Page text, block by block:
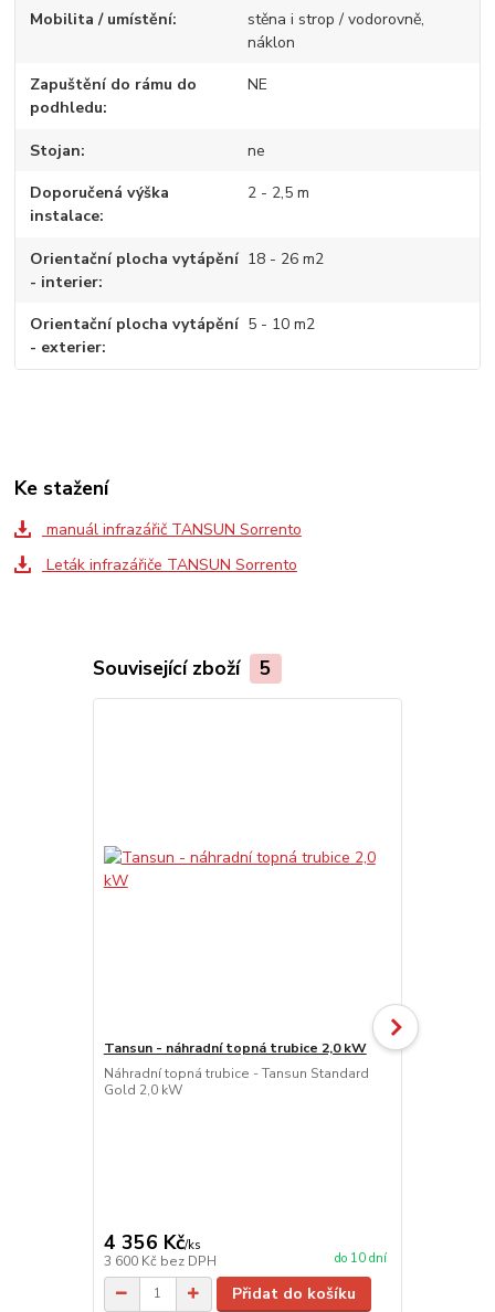
Mobilita / umístění
stěna i strop / vodorovně,
náklon
Zapuštění do rámu do
podhledu
NE
Stojan ne
Doporučená výška
instalace
2 - 2,5 m
Orientační plocha vytápění
- interier
18 - 26 m2
Orientační plocha vytápění
- exterier
5 - 10 m2
Ke stažení
manuál infrazářič TANSUN Sorrento
Leták infrazářiče TANSUN Sorrento
Související zboží 5
Tansun - náhradní topná trubice 2,0 kW
Náhradní topná trubice - Tansun Standard
Gold 2,0 kW
4 356 Kč/ks
3 600 Kč bez DPH do 10 dní
Přidat do košíku
Tansun